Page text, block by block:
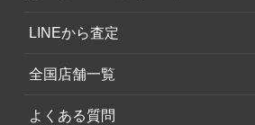
LINEから査定
全国店舗一覧
よくある質問